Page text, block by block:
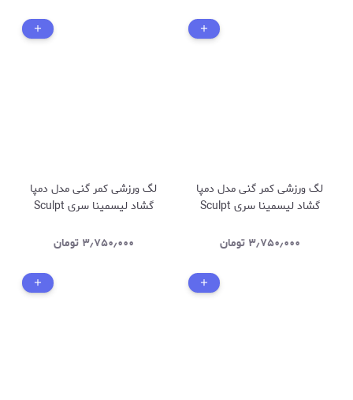
لگ ورزشی کمر گنی مدل دمپا
گشاد لیسمینا سری Sculpt
قهوه ای کد 1269
۳٫۷۵۰٫۰۰۰ تومان
لگ ورزشی کمر گنی مدل دمپا
گشاد لیسمینا سری Sculpt
سرمه ای کد 1267
۳٫۷۵۰٫۰۰۰ تومان